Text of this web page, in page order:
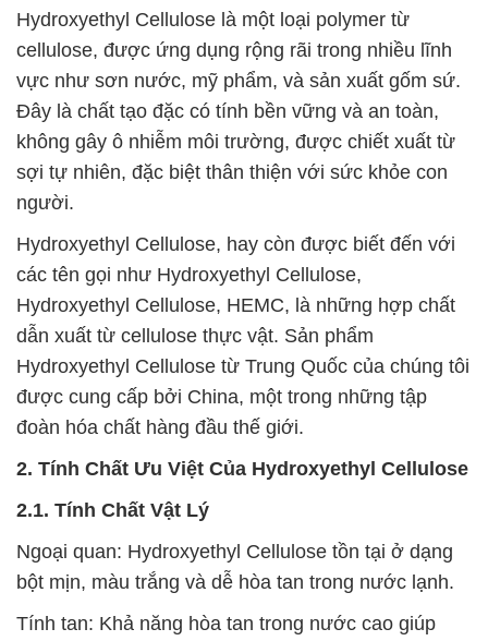
Hydroxyethyl Cellulose là một loại polymer từ
cellulose, được ứng dụng rộng rãi trong nhiều lĩnh
vực như sơn nước, mỹ phẩm, và sản xuất gốm sứ.
Đây là chất tạo đặc có tính bền vững và an toàn,
không gây ô nhiễm môi trường, được chiết xuất từ
sợi tự nhiên, đặc biệt thân thiện với sức khỏe con
người.
Hydroxyethyl Cellulose, hay còn được biết đến với
các tên gọi như Hydroxyethyl Cellulose,
Hydroxyethyl Cellulose, HEMC, là những hợp chất
dẫn xuất từ cellulose thực vật. Sản phẩm
Hydroxyethyl Cellulose từ Trung Quốc của chúng tôi
được cung cấp bởi China, một trong những tập
đoàn hóa chất hàng đầu thế giới.
2. Tính Chất Ưu Việt Của Hydroxyethyl Cellulose
2.1. Tính Chất Vật Lý
Ngoại quan: Hydroxyethyl Cellulose tồn tại ở dạng
bột mịn, màu trắng và dễ hòa tan trong nước lạnh.
Tính tan: Khả năng hòa tan trong nước cao giúp